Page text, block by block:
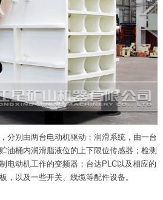
分别由两台电动机驱动；润滑系统，由一台
油桶内润滑脂液位的上下限位传感器；检测
电动机工作的变频器；台达PLC以及相应的
，以及一些开关、线缆等配件设备。